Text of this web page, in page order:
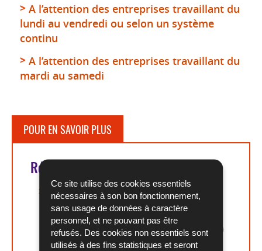
Ce site utilise des cookies essentiels
nécessaires à son bon fonctionnement,
sans usage de données à caractère
personnel, et ne pouvant pas être
refusés. Des cookies non essentiels sont
utilisés à des fins statistiques et seront
A l’attention des entreprises travaillant du
lundi au vendredi ou selon un système
continu
A l’attention des entreprises travaillant du
mardi au samedi
POUR EN SAVOIR PLUS
Références légales
Arrêté ministériel du 13 octobre 2023
portant fixation de la date pour le
renouvellement des délégations du
personnel pour la période de 2024 à 2029